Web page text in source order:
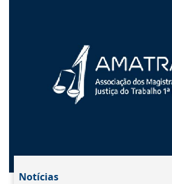
Notícias